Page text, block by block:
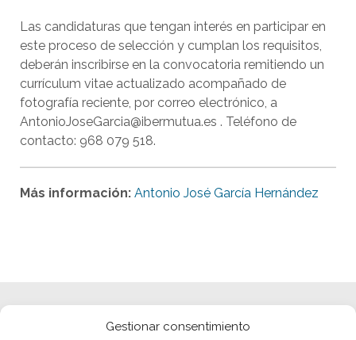
Gestionar consentimiento
Las candidaturas que tengan interés en participar en
este proceso de selección y cumplan los requisitos,
deberán inscribirse en la convocatoria remitiendo un
currículum vitae actualizado acompañado de
fotografía reciente, por correo electrónico, a
AntonioJoseGarcia@ibermutua.es . Teléfono de
contacto: 968 079 518.
Más información: Antonio José García Hernández